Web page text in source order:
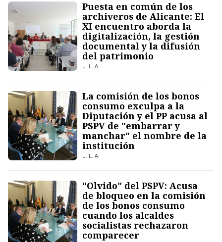
Puesta en común de los
archiveros de Alicante: El
XI encuentro aborda la
digitalización, la gestión
documental y la difusión
del patrimonio
J. L. A.
La comisión de los bonos
consumo exculpa a la
Diputación y el PP acusa al
PSPV de "embarrar y
manchar" el nombre de la
institución
J. L. A.
"Olvido" del PSPV: Acusa
de bloqueo en la comisión
de los bonos consumo
cuando los alcaldes
socialistas rechazaron
comparecer